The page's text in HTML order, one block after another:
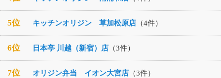
5位 キッチンオリジン 草加松原店 （4件）
6位 日本亭 川越（新宿）店 （3件）
7位 オリジン弁当 イオン大宮店 （3件）